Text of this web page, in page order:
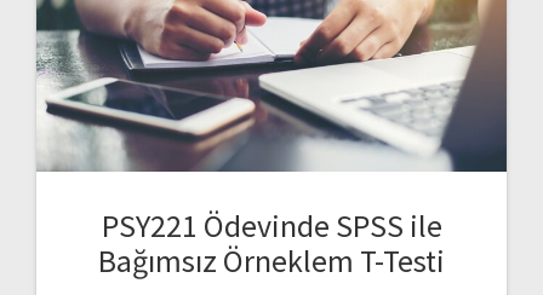
PSY221 Ödevinde SPSS ile
Bağımsız Örneklem T-Testi